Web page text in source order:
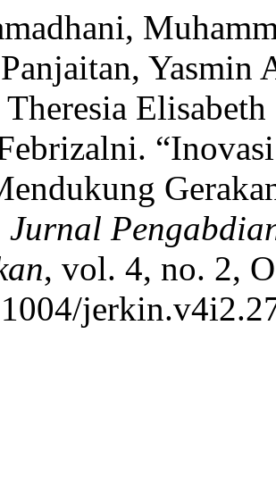
Jurnal
, vol. 4, no. 2,